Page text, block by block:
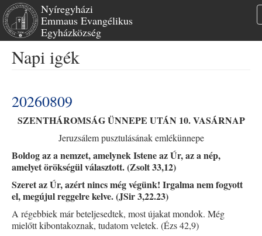
Ugrás
tartalomra
Nyíregyházi
Emmaus Evangélikus
Egyházközség
Napi igék
20260809
SZENTHÁROMSÁG ÜNNEPE UTÁN 10. VASÁRNAP
Jeruzsálem pusztulásának emlékünnepe
Boldog az a nemzet, amelynek Istene az Úr, az a nép,
amelyet örökségül választott. (Zsolt 33,12)
Szeret az Úr, azért nincs még végünk! Irgalma nem fogyott
el, megújul reggelre kelve. (JSir 3,22.23)
A régebbiek már beteljesedtek, most újakat mondok. Még
mielőtt kibontakoznak, tudatom veletek. (Ézs 42,9)